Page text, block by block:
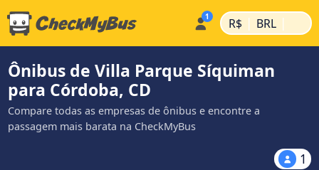
R$ | BRL |
Ônibus de Villa Parque Síquiman
para Córdoba, CD
Compare todas as empresas de ônibus e encontre a
passagem mais barata na CheckMyBus
1